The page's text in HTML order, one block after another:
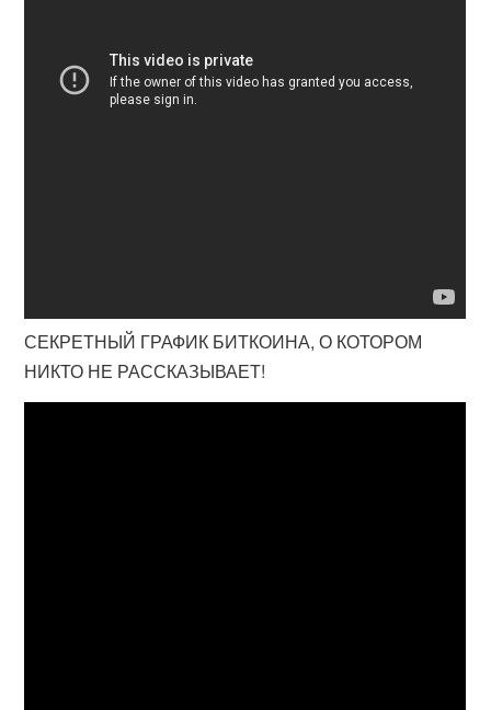
СЕКРЕТНЫЙ ГРАФИК БИТКОИНА, О КОТОРОМ
НИКТО НЕ РАССКАЗЫВАЕТ!